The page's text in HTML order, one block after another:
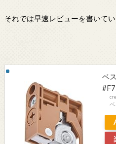
それでは早速レビューを書いてい
ベ